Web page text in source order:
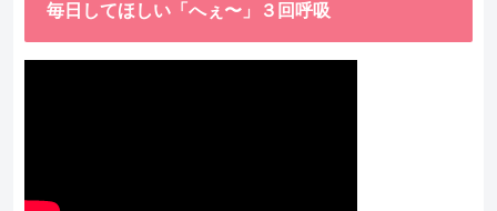
毎日してほしい「へぇ〜」３回呼吸